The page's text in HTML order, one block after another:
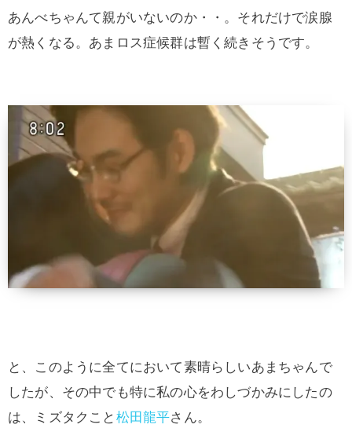
あんべちゃんて親がいないのか・・。それだけで涙腺
が熱くなる。あまロス症候群は暫く続きそうです。
と、このように全てにおいて素晴らしいあまちゃんで
したが、その中でも特に私の心をわしづかみにしたの
は、ミズタクこと松田龍平さん。